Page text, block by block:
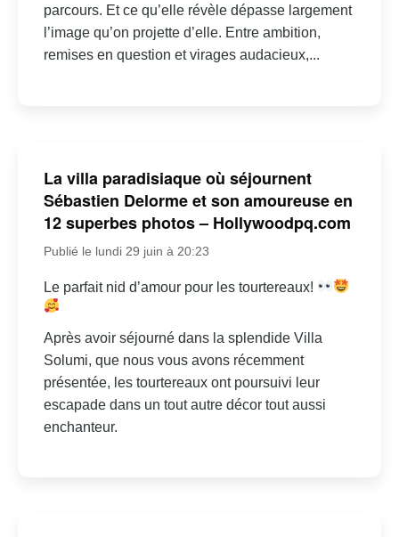
parcours. Et ce qu’elle révèle dépasse largement
l’image qu’on projette d’elle. Entre ambition,
remises en question et virages audacieux,...
La villa paradisiaque où séjournent
Sébastien Delorme et son amoureuse en
12 superbes photos – Hollywoodpq.com
Publié le lundi 29 juin à 20:23
Le parfait nid d’amour pour les tourtereaux!
Après avoir séjourné dans la splendide Villa
Solumi, que nous vous avons récemment
présentée, les tourtereaux ont poursuivi leur
escapade dans un tout autre décor tout aussi
enchanteur.